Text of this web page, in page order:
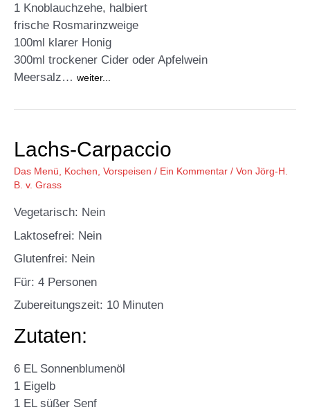
1 Knoblauchzehe, halbiert
frische Rosmarinzweige
100ml klarer Honig
300ml trockener Cider oder Apfelwein
Meersalz… weiter...
Lachs-Carpaccio
Das Menü, Kochen, Vorspeisen / Ein Kommentar / Von Jörg-H.
B. v. Grass
Vegetarisch: Nein
Laktosefrei: Nein
Glutenfrei: Nein
Für: 4 Personen
Zubereitungszeit: 10 Minuten
Zutaten:
6 EL Sonnenblumenöl
1 Eigelb
1 EL süßer Senf